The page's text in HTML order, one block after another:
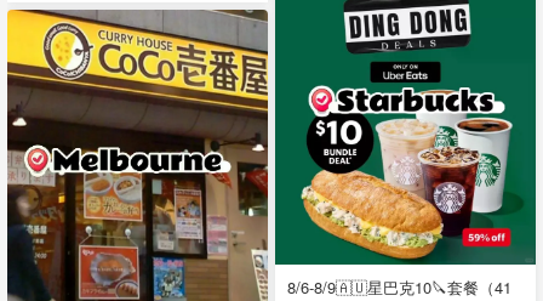
8/6-8/9🇦🇺星巴克10🔪套餐（41